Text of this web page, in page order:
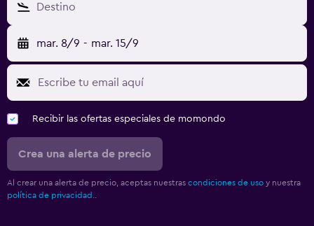
Destino
mar. 8/9 - mar. 15/9
Recibir las ofertas especiales de momondo
Crea una alerta de precio
Al crear una alerta de precio, aceptas nuestras condiciones de uso y nuestra
política de privacidad.